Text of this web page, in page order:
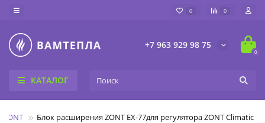
0 0
+7 963 929 98 75
0
КАТАЛОГ
ZONT Блок расширения ZONT EX-77для регулятора ZONT Climatic 1.3